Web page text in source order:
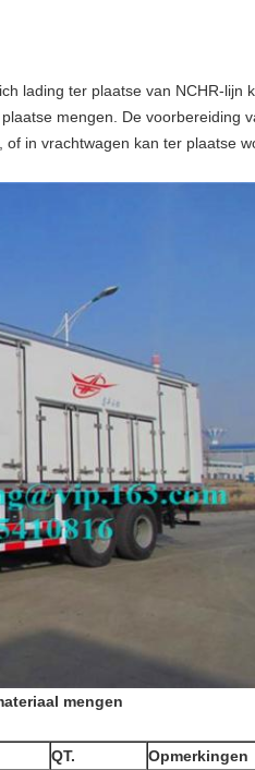
lading ter plaatse van NCHR-
mengen. De voorbereiding
in vrachtwagen kan ter plaatse
mengen
QT.
Opmerkingen